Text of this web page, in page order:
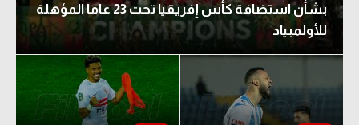
بشأن استضافة كأس إفريقيا تحت 23 عاما المؤهلة
للأولمبياد